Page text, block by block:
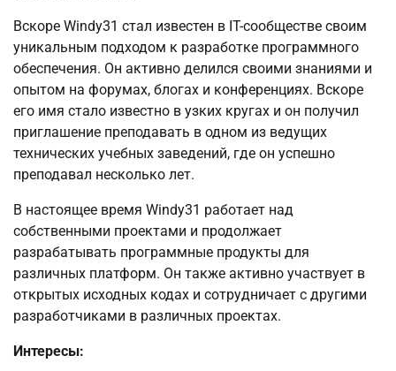
Вскоре Windy31 стал известен в IT-сообществе своим
уникальным подходом к разработке программного
обеспечения. Он активно делился своими знаниями и
опытом на форумах, блогах и конференциях. Вскоре
его имя стало известно в узких кругах и он получил
приглашение преподавать в одном из ведущих
технических учебных заведений, где он успешно
преподавал несколько лет.
В настоящее время Windy31 работает над
собственными проектами и продолжает
разрабатывать программные продукты для
различных платформ. Он также активно участвует в
открытых исходных кодах и сотрудничает с другими
разработчиками в различных проектах.
Интересы: